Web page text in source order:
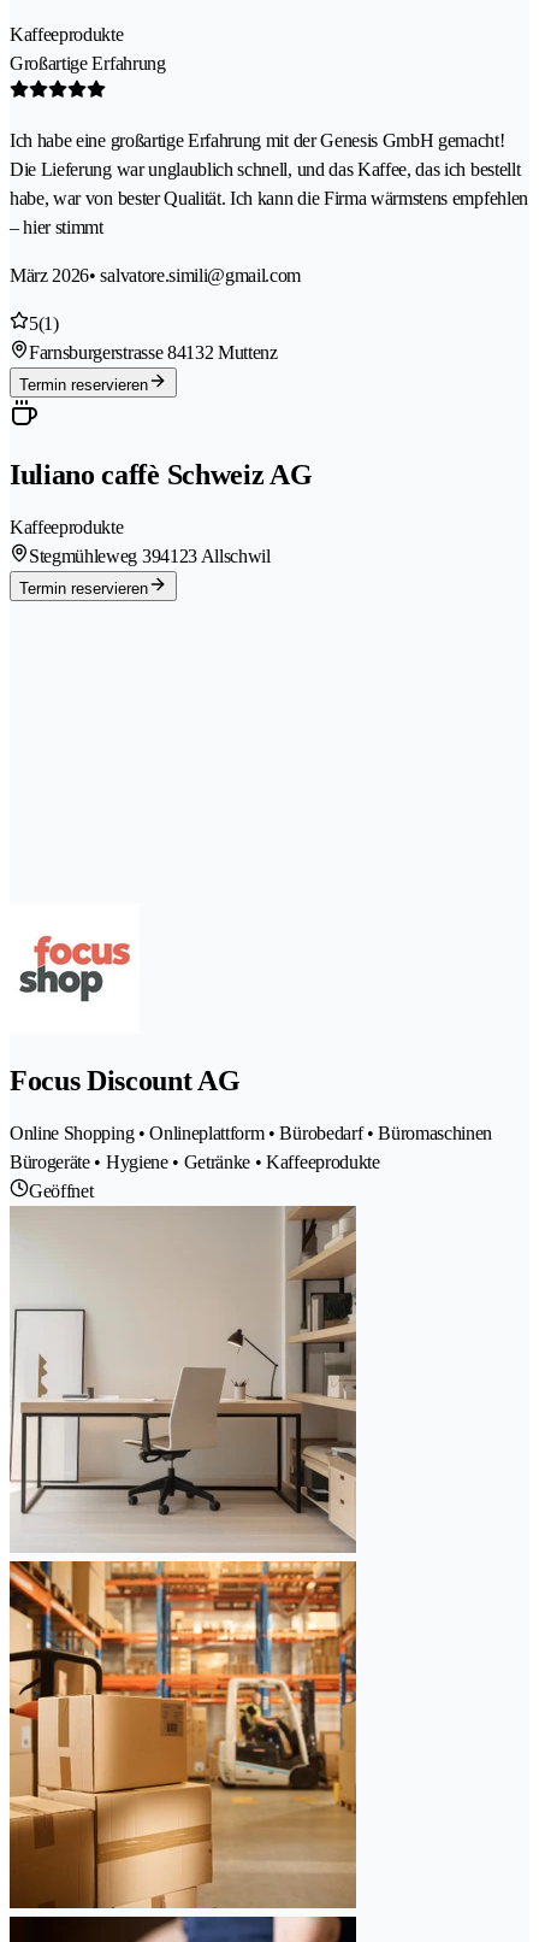
Kaffeeprodukte
Großartige Erfahrung
Ich habe eine großartige Erfahrung mit der Genesis GmbH gemacht!
Die Lieferung war unglaublich schnell, und das Kaffee, das ich bestellt
habe, war von bester Qualität. Ich kann die Firma wärmstens empfehlen
– hier stimmt
März 2026• salvatore.simili@gmail.com
5(1)
Farnsburgerstrasse 84132 Muttenz
Termin reservieren
Iuliano caffè Schweiz AG
Kaffeeprodukte
Stegmühleweg 394123 Allschwil
Termin reservieren
Focus Discount AG
Online Shopping • Onlineplattform • Bürobedarf • Büromaschinen
Bürogeräte • Hygiene • Getränke • Kaffeeprodukte
Geöffnet